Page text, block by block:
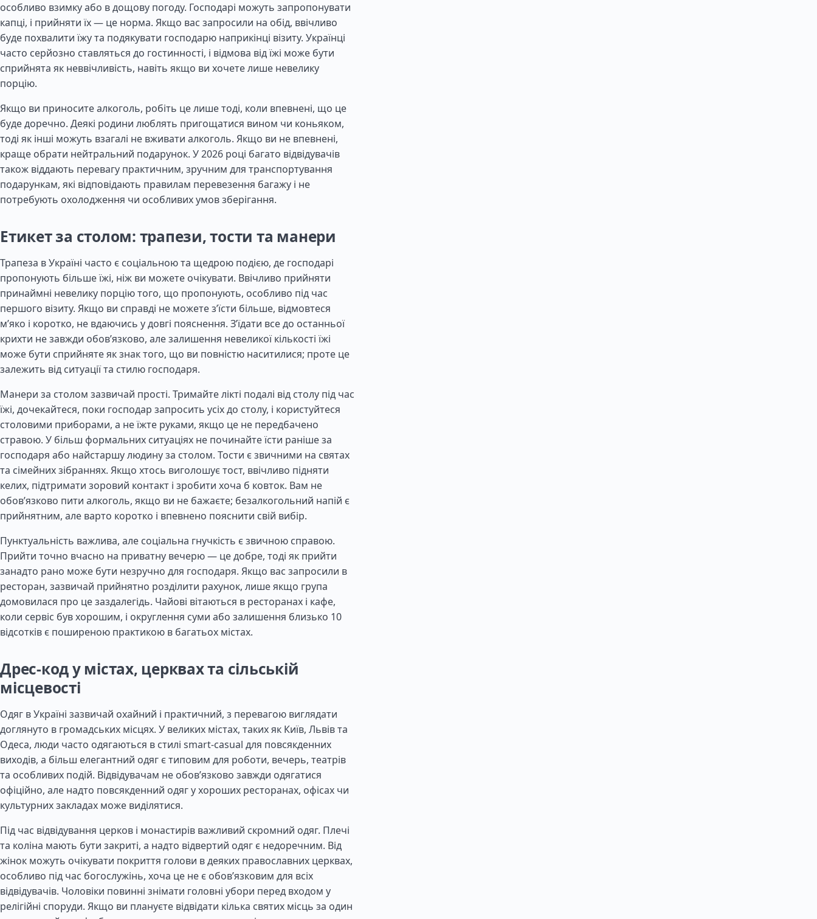
особливо взимку або в дощову погоду. Господарі можуть запропонувати
капці, і прийняти їх — це норма. Якщо вас запросили на обід, ввічливо
буде похвалити їжу та подякувати господарю наприкінці візиту. Українці
часто серйозно ставляться до гостинності, і відмова від їжі може бути
сприйнята як неввічливість, навіть якщо ви хочете лише невелику
порцію.
Якщо ви приносите алкоголь, робіть це лише тоді, коли впевнені, що це
буде доречно. Деякі родини люблять пригощатися вином чи коньяком,
тоді як інші можуть взагалі не вживати алкоголь. Якщо ви не впевнені,
краще обрати нейтральний подарунок. У 2026 році багато відвідувачів
також віддають перевагу практичним, зручним для транспортування
подарункам, які відповідають правилам перевезення багажу і не
потребують охолодження чи особливих умов зберігання.
Етикет за столом: трапези, тости та манери
Трапеза в Україні часто є соціальною та щедрою подією, де господарі
пропонують більше їжі, ніж ви можете очікувати. Ввічливо прийняти
принаймні невелику порцію того, що пропонують, особливо під час
першого візиту. Якщо ви справді не можете з’їсти більше, відмовтеся
м’яко і коротко, не вдаючись у довгі пояснення. З’їдати все до останньої
крихти не завжди обов’язково, але залишення невеликої кількості їжі
може бути сприйняте як знак того, що ви повністю наситилися; проте це
залежить від ситуації та стилю господаря.
Манери за столом зазвичай прості. Тримайте лікті подалі від столу під час
їжі, дочекайтеся, поки господар запросить усіх до столу, і користуйтеся
столовими приборами, а не їжте руками, якщо це не передбачено
стравою. У більш формальних ситуаціях не починайте їсти раніше за
господаря або найстаршу людину за столом. Тости є звичними на святах
та сімейних зібраннях. Якщо хтось виголошує тост, ввічливо підняти
келих, підтримати зоровий контакт і зробити хоча б ковток. Вам не
обов’язково пити алкоголь, якщо ви не бажаєте; безалкогольний напій є
прийнятним, але варто коротко і впевнено пояснити свій вибір.
Пунктуальність важлива, але соціальна гнучкість є звичною справою.
Прийти точно вчасно на приватну вечерю — це добре, тоді як прийти
занадто рано може бути незручно для господаря. Якщо вас запросили в
ресторан, зазвичай прийнятно розділити рахунок, лише якщо група
домовилася про це заздалегідь. Чайові вітаються в ресторанах і кафе,
коли сервіс був хорошим, і округлення суми або залишення близько 10
відсотків є поширеною практикою в багатьох містах.
Дрес-код у містах, церквах та сільській
місцевості
Одяг в Україні зазвичай охайний і практичний, з перевагою виглядати
доглянуто в громадських місцях. У великих містах, таких як Київ, Львів та
Одеса, люди часто одягаються в стилі smart-casual для повсякденних
виходів, а більш елегантний одяг є типовим для роботи, вечерь, театрів
та особливих подій. Відвідувачам не обов’язково завжди одягатися
офіційно, але надто повсякденний одяг у хороших ресторанах, офісах чи
культурних закладах може виділятися.
Під час відвідування церков і монастирів важливий скромний одяг. Плечі
та коліна мають бути закриті, а надто відвертий одяг є недоречним. Від
жінок можуть очікувати покриття голови в деяких православних церквах,
особливо під час богослужінь, хоча це не є обов’язковим для всіх
відвідувачів. Чоловіки повинні знімати головні убори перед входом у
релігійні споруди. Якщо ви плануєте відвідати кілька святих місць за один